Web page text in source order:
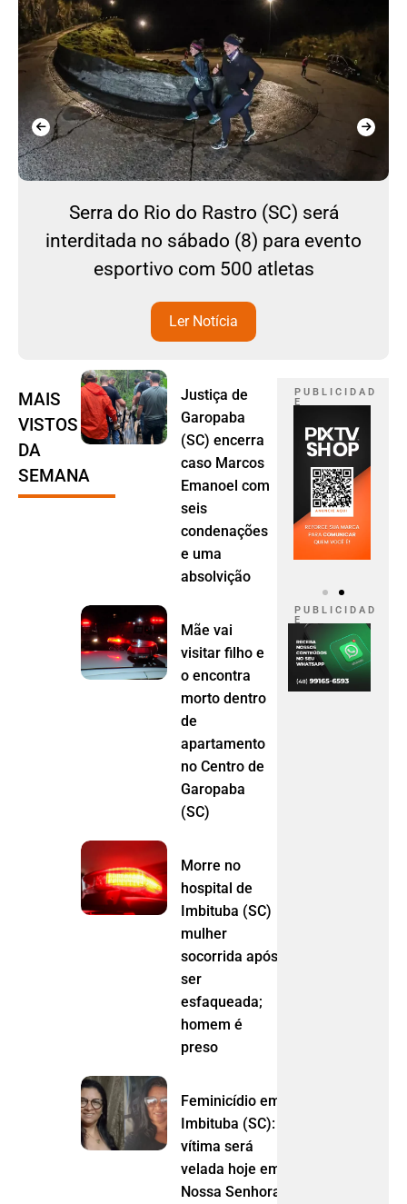
Serra do Rio do Rastro (SC) será
interditada no sábado (8) para evento
esportivo com 500 atletas
Ler Notícia
MAIS
VISTOS
DA
SEMANA
Justiça de
Garopaba
(SC) encerra
caso Marcos
Emanoel com
seis
condenações
e uma
absolvição
Mãe vai
visitar filho e
o encontra
morto dentro
de
apartamento
no Centro de
Garopaba
(SC)
Morre no
hospital de
Imbituba (SC)
mulher
socorrida após
ser
esfaqueada;
homem é
preso
Feminicídio em
Imbituba (SC):
vítima será
velada hoje em
Nossa Senhora
P U B L I C I D A D
E
P U B L I C I D A D
E